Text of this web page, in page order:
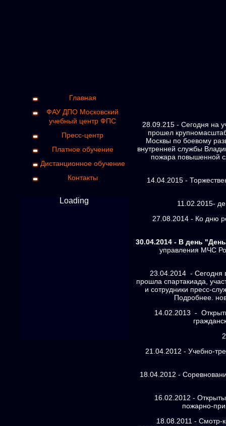
Главная
ФАУ ДПО Московский
учебный центр ФПС
Пресс-центр
Платное обучение
Дистанционное обучение
Контакты
Loading
28.09.215 - Сегодня на
прошел
Москвы по боевому
внутренней службы
пожара повышенной
14.04.2015 -
11.02.2015-
27.08.2014 - Ко дню
30.04.2014 - В день
управления МЧС
23.04.2014 - Сегодня
прошла спартакиада,
и сотрудники пресс-
Подробнее.
14.02.2013 -
21.04.2012 - Учебно-
18.04.2012 -
16.02.2012 -
пожарно-
18.08.2011 - Смотр-